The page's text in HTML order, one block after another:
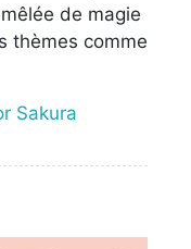
de magie
thèmes comme
Sakura